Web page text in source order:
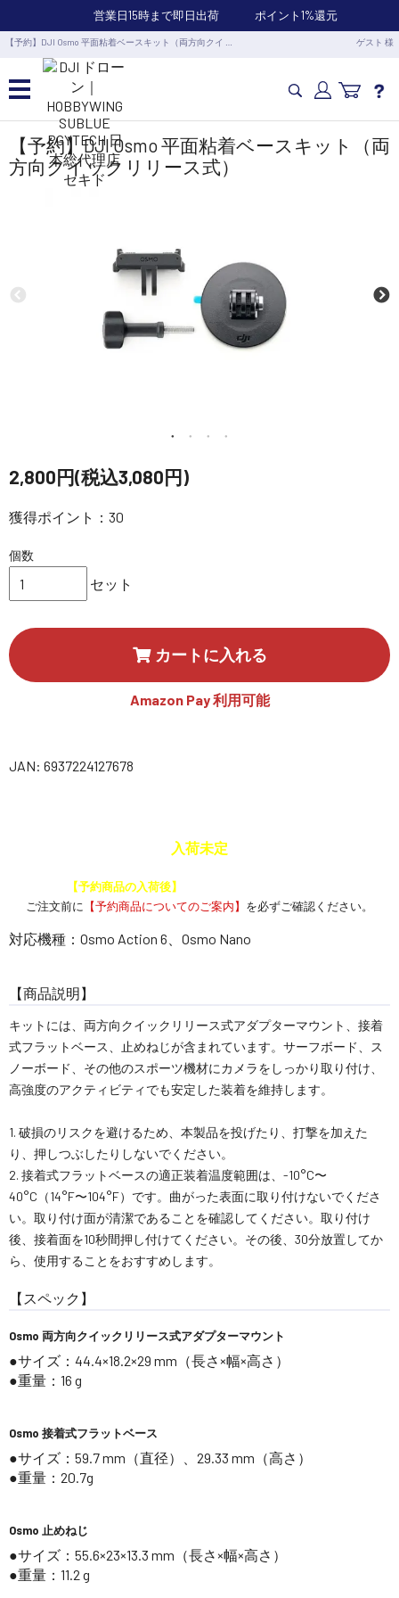
営業日15時まで即日出荷 ポイント1%還元
【予約】DJI Osmo 平面粘着ベースキット（両方向クイ … ゲスト 様
カメラドローン・生活家電
水中ドローン(ROV)・水中スクーター
サポート・Q&A / 法人・学生のお客様
SEKIDO
【予約】DJI Osmo 平面粘着ベースキット（両
方向クイックリリース式）
2,800円(税込3,080円)
獲得ポイント：30
個数
セット
カートに入れる
Amazon Pay 利用可能
JAN: 6937224127678
入荷未定
【予約商品の入荷後】
ご注文前に
【予約商品についてのご案内】 を必ずご確認ください。
対応機種：Osmo Action 6、Osmo Nano
【商品説明】
キットには、両方向クイックリリース式アダプターマウント、接着
式フラットベース、止めねじが含まれています。サーフボード、ス
ノーボード、その他のスポーツ機材にカメラをしっかり取り付け、
高強度のアクティビティでも安定した装着を維持します。
1. 破損のリスクを避けるため、本製品を投げたり、打撃を加えた
り、押しつぶしたりしないでください。
2. 接着式フラットベースの適正装着温度範囲は、-10°C〜
40°C（14°F〜104°F）です。曲がった表面に取り付けないでくださ
い。取り付け面が清潔であることを確認してください。取り付け
後、接着面を10秒間押し付けてください。その後、30分放置してか
ら、使用することをおすすめします。
【スペック】
Osmo 両方向クイックリリース式アダプターマウント
サイズ：44.4×18.2×29 mm（長さ×幅×高さ）
重量：16 g
Osmo 接着式フラットベース
サイズ：59.7 mm（直径）、29.33 mm（高さ）
重量：20.7g
Osmo 止めねじ
サイズ：55.6×23×13.3 mm（長さ×幅×高さ）
重量：11.2 g